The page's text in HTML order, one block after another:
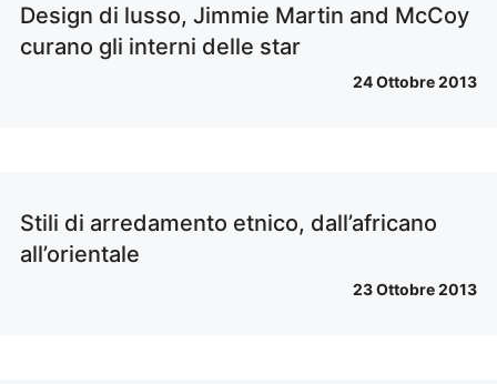
Design di lusso, Jimmie Martin and McCoy
curano gli interni delle star
24 Ottobre 2013
Stili di arredamento etnico, dall’africano
all’orientale
23 Ottobre 2013